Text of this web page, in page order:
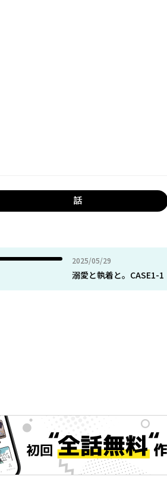
話
2025/05/29
2025年05月29日
溺愛と執着と。CASE1-1